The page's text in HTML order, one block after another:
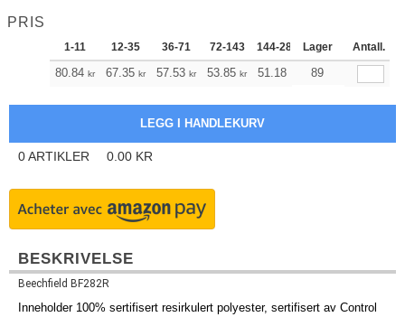
PRIS
1-11 12-35 36-71 72-143 144-287 288 + Mer
Lager Antall.
80.84 kr 67.35 kr 57.53 kr 53.85 kr 51.18 50.73
89
0ARTIKLER 0.00 KR
BESKRIVELSE
Beechfield BF282R
Inneholder 100% sertifisert resirkulert polyester, sertifisert av Control